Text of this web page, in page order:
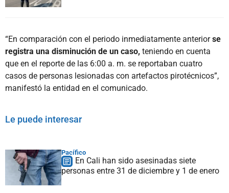
“En comparación con el periodo inmediatamente anteriorse
registra una disminución de un caso, teniendo en cuenta
que en el reporte de las 6:00 a. m. se reportaban cuatro
casos de personas lesionadas con artefactos pirotécnicos”,
manifestó la entidad en el comunicado.
Le puede interesar
Pacífico
En Cali han sido asesinadas siete
personas entre 31 de diciembre y 1 de enero